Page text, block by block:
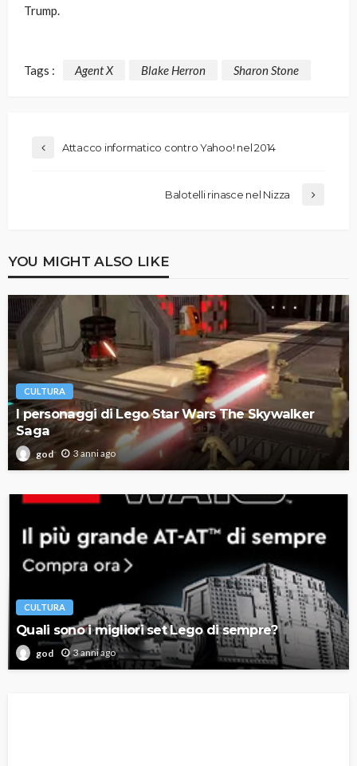
Trump.
Tags : Agent X Blake Herron Sharon Stone
Attacco informatico contro Yahoo! nel 2014
Balotelli rinasce nel Nizza
YOU MIGHT ALSO LIKE
CULTURA
I personaggi di Lego Star Wars The Skywalker
Saga
god 3 anni ago
CULTURA
Quali sono i migliori set Lego di sempre?
god 3 anni ago